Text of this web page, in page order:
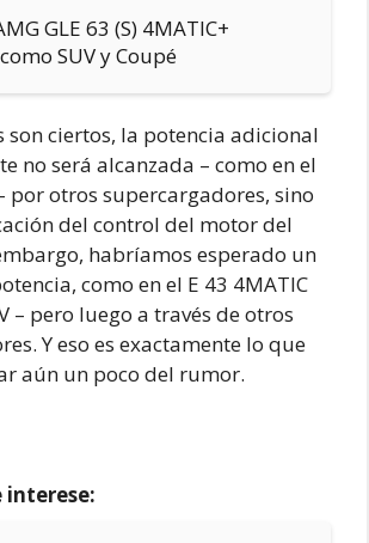
GLE 63 (S) 4MATIC+
SUV y Coupé
son ciertos, la potencia adicional
no será alcanzada – como en el
por otros supercargadores, sino
del control del motor del
habríamos esperado un
como en el E 43 4MATIC
– pero luego a través de otros
Y eso es exactamente lo que
aún un poco del rumor.
interese: